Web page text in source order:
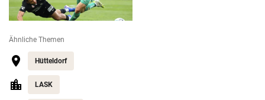
Ähnliche Themen
Hütteldorf
LASK